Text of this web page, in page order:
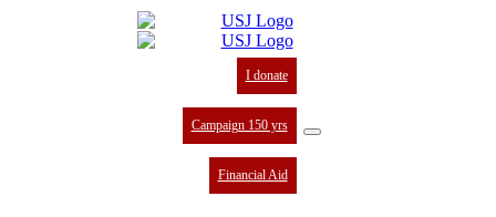
I donate
Campaign 150 yrs
Financial Aid